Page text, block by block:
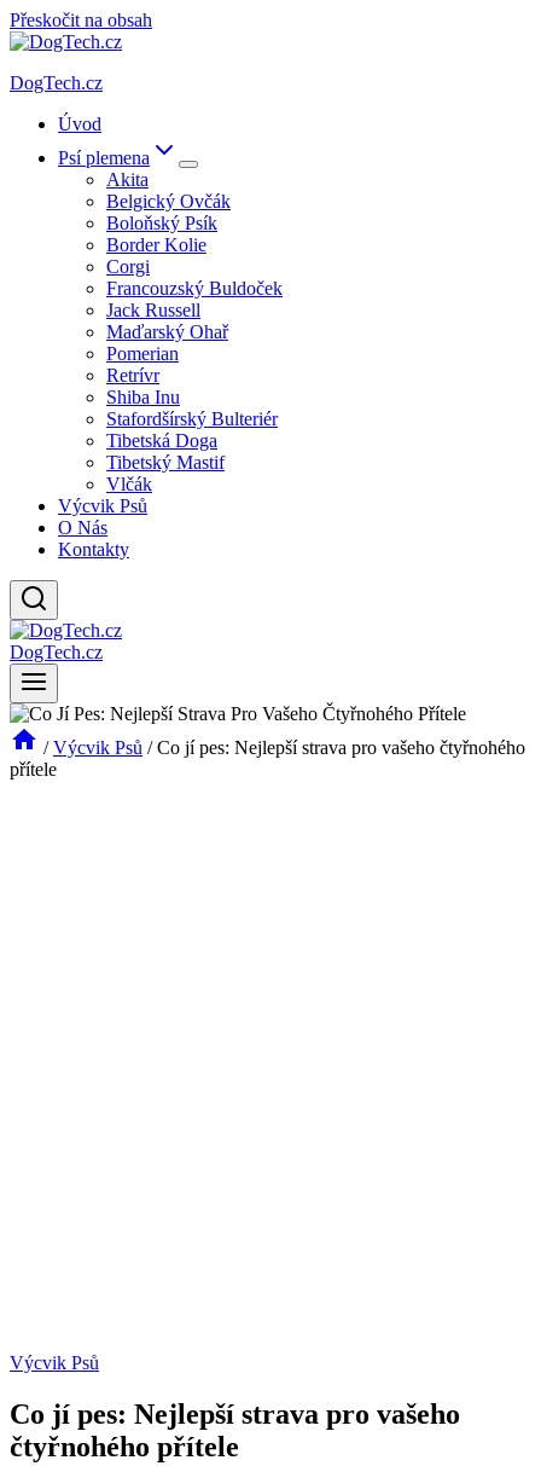
Přeskočit na obsah
DogTech.cz
Úvod
Psí plemena
Akita
Belgický Ovčák
Boloňský Psík
Border Kolie
Corgi
Francouzský Buldoček
Jack Russell
Maďarský Ohař
Pomerian
Retrívr
Shiba Inu
Stafordšírský Bulteriér
Tibetská Doga
Tibetský Mastif
Vlčák
Výcvik Psů
O Nás
Kontakty
DogTech.cz
/ Výcvik Psů / Co jí pes: Nejlepší strava pro vašeho čtyřnohého
přítele
Výcvik Psů
Co jí pes: Nejlepší strava pro vašeho
čtyřnohého přítele